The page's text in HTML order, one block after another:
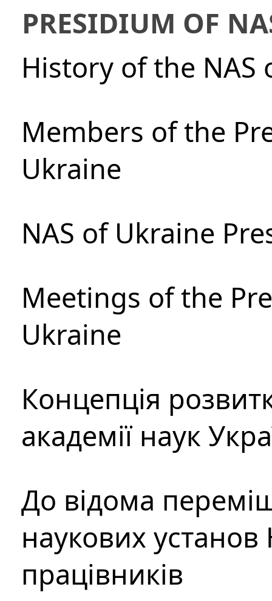
PRESIDIUM OF
History of the NAS
Members of the
Ukraine
NAS of Ukraine
Meetings of the
Ukraine
Концепція
академії наук
До відома
наукових установ
працівників